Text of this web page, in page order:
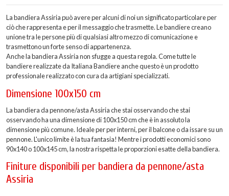
La bandiera Assiria può avere per alcuni di noi un significato particolare per
ciò che rappresenta e per il messaggio che trasmette. Le bandiere creano
unione tra le persone più di qualsiasi altro mezzo di comunicazione e
trasmettono un forte senso di appartenenza.
Anche la bandiera Assiria non sfugge a questa regola. Come tutte le
bandiere realizzate da Italiana Bandiere anche questo è un prodotto
professionale realizzato con cura da artigiani specializzati.
Dimensione 100x150 cm
La bandiera da pennone/asta Assiria che stai osservando che stai
osservando ha una dimensione di 100x150 cm che è in assoluto la
dimensione più comune. Ideale per per interni, per il balcone o da issare su un
pennone. L'unico limite è la tua fantasia! Mentre i prodotti economici sono
90x140 o 100x145 cm, la nostra rispetta le proporzioni esatte della bandiera.
Finiture disponibili per bandiera da pennone/asta
Assiria